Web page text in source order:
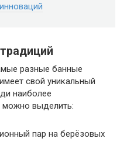
разные банные
свой уникальный
наиболее
можно выделить:
пар на берёзовых